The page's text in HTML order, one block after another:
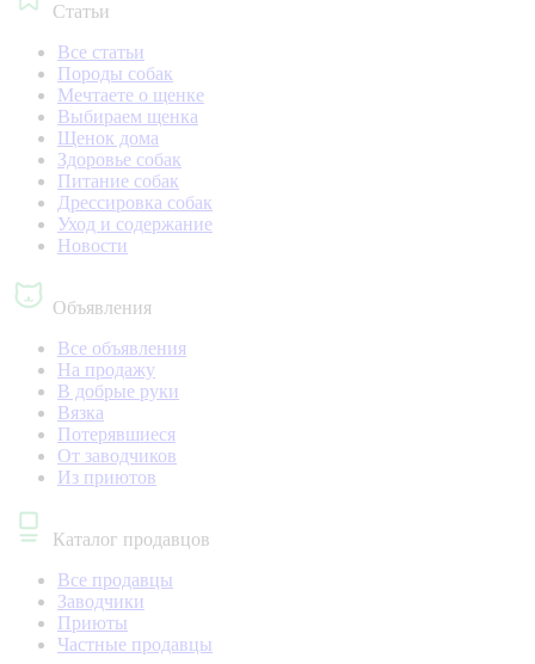
Статьи
Все статьи
Породы собак
Мечтаете о щенке
Выбираем щенка
Щенок дома
Здоровье собак
Питание собак
Дрессировка собак
Уход и содержание
Новости
Объявления
Все объявления
На продажу
В добрые руки
Вязка
Потерявшиеся
От заводчиков
Из приютов
Каталог продавцов
Все продавцы
Заводчики
Приюты
Частные продавцы